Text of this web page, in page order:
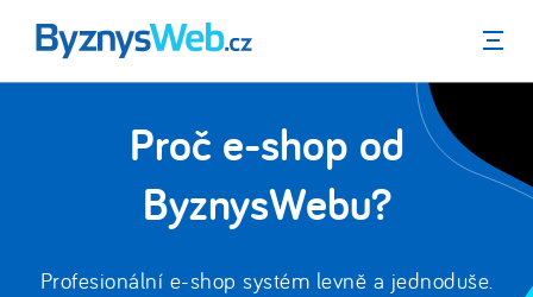
Menu
Proč e-shop od
ByznysWebu?
Profesionální e-shop systém levně a jednoduše.